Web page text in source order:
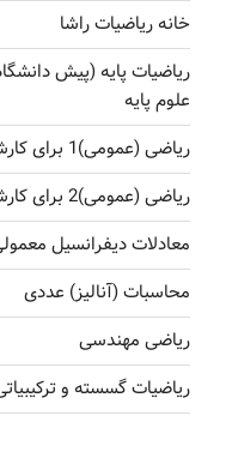
خانه ریاضیات راشا
ریاضیات پایه (پیش
علوم پایه
ریاضی (عمومی)1 برای کارشناسی فنی و غلوم پایه
ریاضی (عمومی)2 برای کارشناسی فنی و غلوم پایه
معادلات دیفرانسیل
محاسبات (آنالیز) عددی
ریاضی مهندسی
ریاضیات گسسته و